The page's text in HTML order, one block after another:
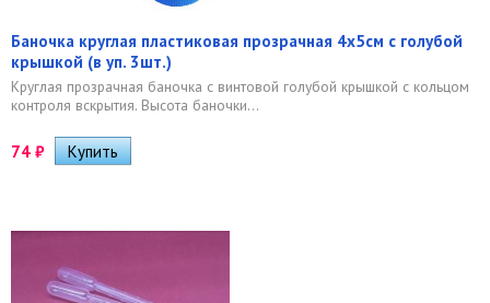
Баночка круглая пластиковая прозрачная 4х5см с голубой
крышкой (в уп. 3шт.)
Круглая прозрачная баночка с винтовой голубой крышкой с кольцом
контроля вскрытия. Высота баночки...
74 ₽